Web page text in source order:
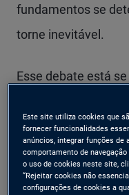
fundamentos se
torne inevitável.
Esse debate está
crédito público
qualquer momento
enquanto os
Este site utiliza cookies que
fornecer funcionalidades
anúncios, integrar funções de
comportamento de
o uso de cookies neste site,
“Rejeitar cookies não
configurações de cookies a